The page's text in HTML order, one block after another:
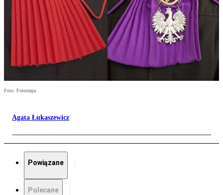
Foto: Fotorzepa
Agata Łukaszewicz
Powiązane
Polecane